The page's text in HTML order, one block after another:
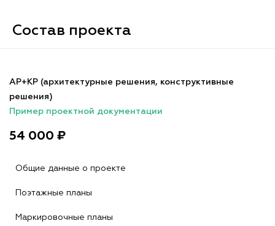
Состав проекта
АР+КР (архитектурные решения, конструктивные
решения)
Пример проектной документации
54 000 ₽
Общие данные о проекте
Поэтажные планы
Маркировочные планы